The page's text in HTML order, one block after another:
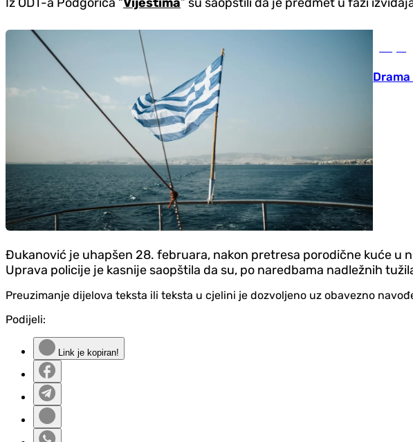
Đukanović je uhapšen 28. februara, nakon pretresa porodične kuće u
Uprava policije je kasnije saopštila da su, po naredbama nadležnih
Preuzimanje dijelova teksta ili teksta u cjelini je dozvoljeno uz obavezno
Podijeli:
Link je kopiran!